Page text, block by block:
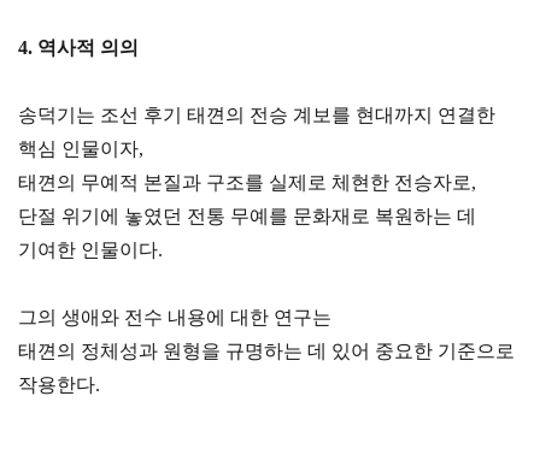
4. 역사적 의의
송덕기는 조선 후기 태껸의 전승 계보를 현대까지 연결한
핵심 인물이자,
태껸의 무예적 본질과 구조를 실제로 체현한 전승자로,
단절 위기에 놓였던 전통 무예를 문화재로 복원하는 데
기여한 인물이다.
그의 생애와 전수 내용에 대한 연구는
태껸의 정체성과 원형을 규명하는 데 있어 중요한 기준으로
작용한다.